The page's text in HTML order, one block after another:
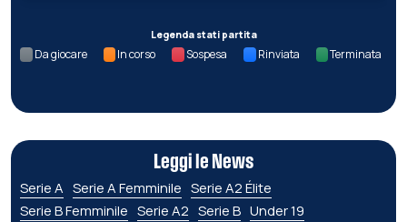
Legenda stati partita
Da giocare In corso Sospesa Rinviata Terminata
Leggi le News
Serie A Serie A Femminile Serie A2 Élite
Serie B Femminile Serie A2 Serie B Under 19